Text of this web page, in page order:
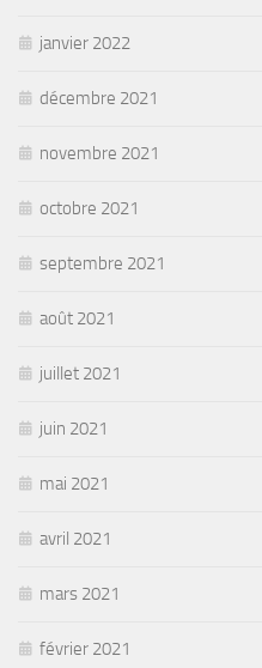
janvier 2022
décembre 2021
novembre 2021
octobre 2021
septembre 2021
août 2021
juillet 2021
juin 2021
mai 2021
avril 2021
mars 2021
février 2021